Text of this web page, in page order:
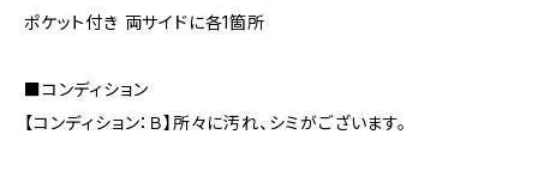
ポケット付き 両サイドに各1箇所
■コンディション
【コンディション：Ｂ】所々に汚れ、シミがございます。